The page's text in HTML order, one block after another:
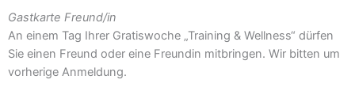
Gastkarte Freund/in
An einem Tag Ihrer Gratiswoche „Training & Wellness“ dürfen
Sie einen Freund oder eine Freundin mitbringen. Wir bitten um
vorherige Anmeldung.